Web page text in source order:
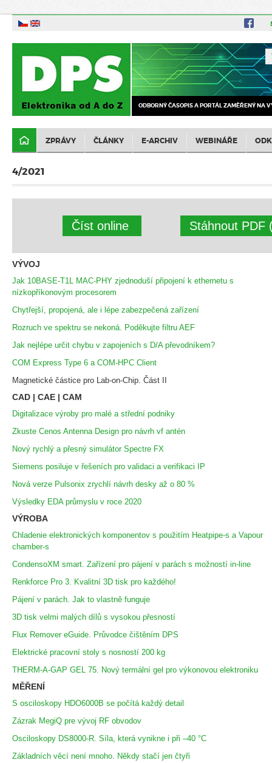
ODBORNÝ ČASOPIS A PORTÁL ZAMĚŘENÝ NA
ZPRÁVY ČLÁNKY E-ARCHIV WEBINÁŘE
4/2021
Číst online Stáhnout PDF
VÝVOJ
Jak 10BASE-T1L MAC-PHY zjednoduší připojení k ethernetu s
nízkopříkonovým procesorem
Chytřejší, propojená, ale i lépe zabezpečená zařízení
Rozruch ve spektru se nekoná. Poděkujte filtru AEF
Jak nejlépe určit chybu v zapojeních s D/A převodníkem?
COM Express Type 6 a COM-HPC Client
Magnetické částice pro Lab-on-Chip. Část II
CAD | CAE | CAM
Digitalizace výroby pro malé a střední podniky
Zkuste Cenos Antenna Design pro návrh vf antén
Nový rychlý a přesný simulátor Spectre FX
Siemens posiluje v řešeních pro validaci a verifikaci IP
Nová verze Pulsonix zrychlí návrh desky až o 80 %
Výsledky EDA průmyslu v roce 2020
VÝROBA
Chladenie elektronických komponentov s použitím Heatpipe-s a Vapour
chamber-s
CondensoXM smart. Zařízení pro pájení v parách s možností in-line
Renkforce Pro 3. Kvalitní 3D tisk pro každého!
Pájení v parách. Jak to vlastně funguje
3D tisk velmi malých dílů s vysokou přesností
Flux Remover eGuide. Průvodce čištěním DPS
Elektrické pracovní stoly s nosností 200 kg
THERM-A-GAP GEL 75. Nový termální gel pro výkonovou elektroniku
MĚŘENÍ
S osciloskopy HDO6000B se počítá každý detail
Zázrak MegiQ pre vývoj RF obvodov
Osciloskopy DS8000-R. Síla, která vynikne i při –40 °C
Základních věcí není mnoho. Někdy stačí jen čtyři